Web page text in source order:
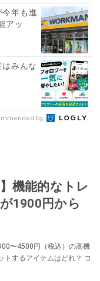
今年も進
アッ
みんな
by
機能的なトレ
1900円から
〜4500円（税込）の高機
トするアイテムはどれ？ コ